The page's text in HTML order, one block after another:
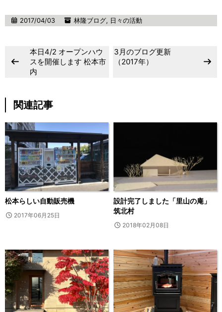
2017/04/03 林隆ブログ, 日々の活動
本日4/2 オープンハウ
スを開催します 松本市
内
3月のブログ更新
（2017年）
関連記事
松本らしい自動販売機
2017年06月25日
設計完了しました「里山の庵」
筑北村
2018年02月08日